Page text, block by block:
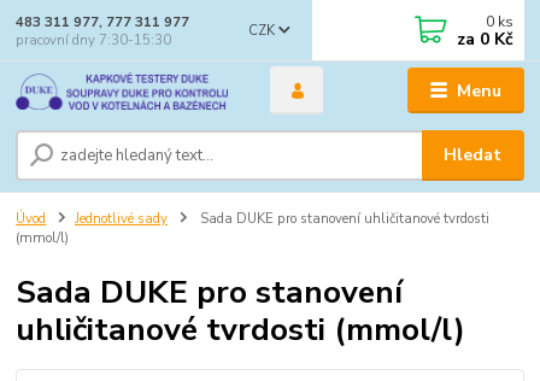
Menu
CZK
Hledat
483 311 977, 777 311 977
pracovní dny 7:30-15:30
0 ks
za 0 Kč
Úvod Jednotlivé sady
Sada DUKE pro stanovení uhličitanové tvrdosti
(mmol/l)
Sada DUKE pro stanovení
uhličitanové tvrdosti (mmol/l)